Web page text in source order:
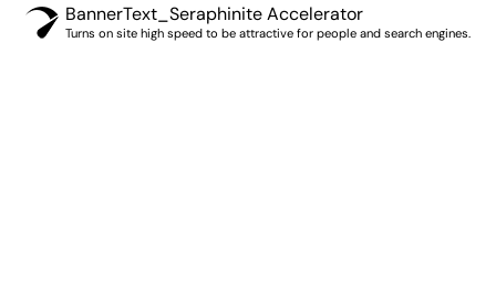
BannerText_Seraphinite Accelerator
Turns on site high speed to be attractive for people and search engines.